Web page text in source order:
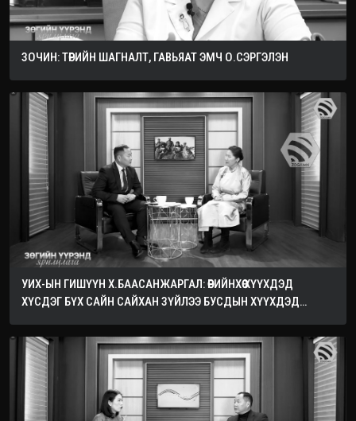
ЗОЧИН: ТӨРИЙН ШАГНАЛТ, ГАВЬЯАТ ЭМЧ О.СЭРГЭЛЭН
УИХ-ЫН ГИШҮҮН Х.БААСАНЖАРГАЛ: ӨӨРИЙНХӨӨ ХҮҮХДЭД
ХҮСДЭГ БҮХ САЙН САЙХАН ЗҮЙЛЭЭ БУСДЫН ХҮҮХДЭД